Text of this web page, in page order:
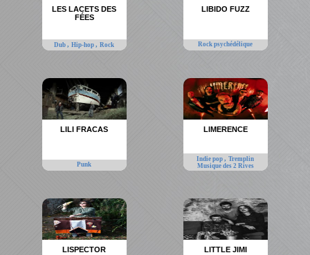
LES LACETS DES
FÉES
Dub,Hip-hop,Rock
LIBIDO FUZZ
Rock psychédélique
LILI FRACAS
Punk
LIMERENCE
Indie pop,Tremplin
Musique des 2 Rives
LISPECTOR LITTLE JIMI